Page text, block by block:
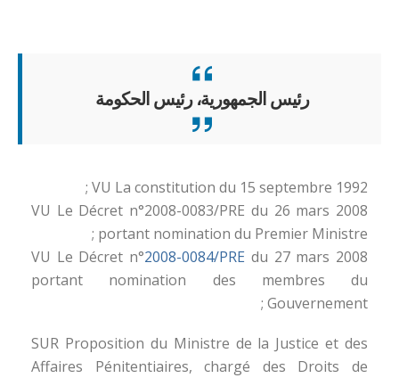
رئيس الجمهورية، رئيس الحكومة
VU La constitution du 15 septembre 1992 ;
VU Le Décret n°2008-0083/PRE du 26 mars 2008
portant nomination du Premier Ministre ;
VU Le Décret n°2008-0084/PRE du 27 mars 2008
portant nomination des membres du
Gouvernement ;
SUR Proposition du Ministre de la Justice et des
Affaires Pénitentiaires, chargé des Droits de